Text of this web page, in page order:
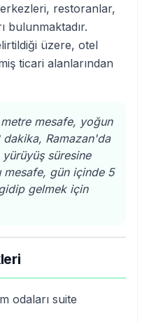
restoranlar,
bulunmaktadır.
üzere, otel
ticari alanlarından
mesafe, yoğun
Ramazan'da
süresine
mesafe, gün içinde 5
gelmek için
odaları suite